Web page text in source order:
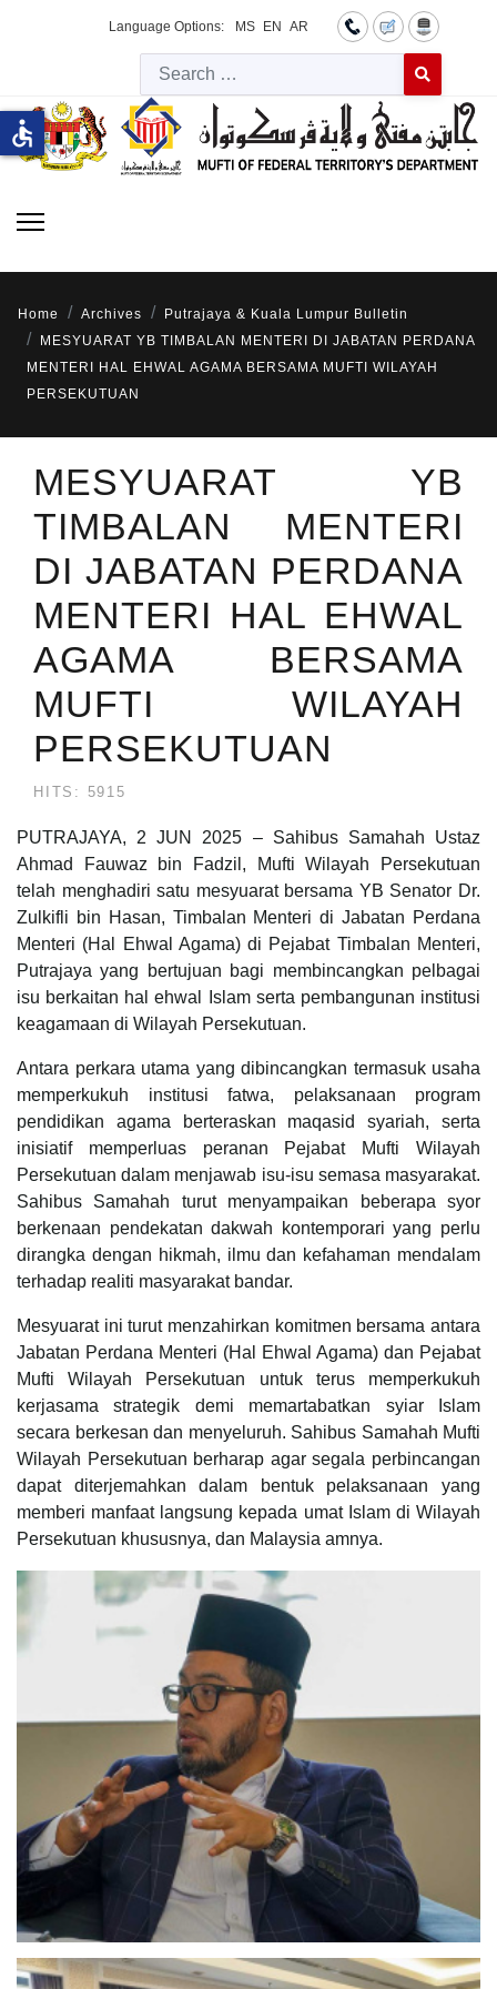
Language Options: MS EN AR
Type 2 or
Home Archives
Putrajaya & Kuala Lumpur Bulletin
MESYUARAT YB TIMBALAN MENTERI DI JABATAN PERDANA
MENTERI HAL EHWAL AGAMA BERSAMA MUFTI WILAYAH
PERSEKUTUAN
MESYUARAT YB
TIMBALAN MENTERI
DI JABATAN PERDANA
MENTERI HAL EHWAL
AGAMA BERSAMA
MUFTI WILAYAH
PERSEKUTUAN
HITS: 5915
PUTRAJAYA, 2 JUN 2025 – Sahibus Samahah Ustaz
Ahmad Fauwaz bin Fadzil, Mufti Wilayah Persekutuan
telah menghadiri satu mesyuarat bersama YB Senator Dr.
Zulkifli bin Hasan, Timbalan Menteri di Jabatan Perdana
Menteri (Hal Ehwal Agama) di Pejabat Timbalan Menteri,
Putrajaya yang bertujuan bagi membincangkan pelbagai
isu berkaitan hal ehwal Islam serta pembangunan institusi
keagamaan di Wilayah Persekutuan.
Antara perkara utama yang dibincangkan termasuk usaha
memperkukuh institusi fatwa, pelaksanaan program
pendidikan agama berteraskan maqasid syariah, serta
inisiatif memperluas peranan Pejabat Mufti Wilayah
Persekutuan dalam menjawab isu-isu semasa masyarakat.
Sahibus Samahah turut menyampaikan beberapa syor
berkenaan pendekatan dakwah kontemporari yang perlu
dirangka dengan hikmah, ilmu dan kefahaman mendalam
terhadap realiti masyarakat bandar.
Mesyuarat ini turut menzahirkan komitmen bersama antara
Jabatan Perdana Menteri (Hal Ehwal Agama) dan Pejabat
Mufti Wilayah Persekutuan untuk terus memperkukuh
kerjasama strategik demi memartabatkan syiar Islam
secara berkesan dan menyeluruh. Sahibus Samahah Mufti
Wilayah Persekutuan berharap agar segala perbincangan
dapat diterjemahkan dalam bentuk pelaksanaan yang
memberi manfaat langsung kepada umat Islam di Wilayah
Persekutuan khususnya, dan Malaysia amnya.
accessible